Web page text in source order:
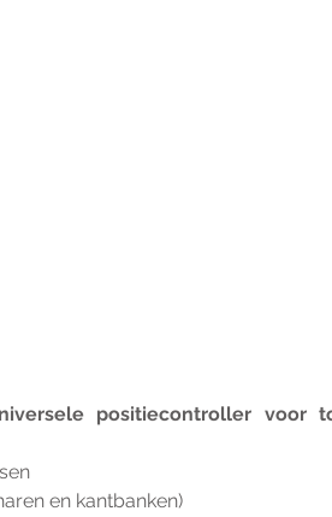
positiecontroller voor
en kantbanken)